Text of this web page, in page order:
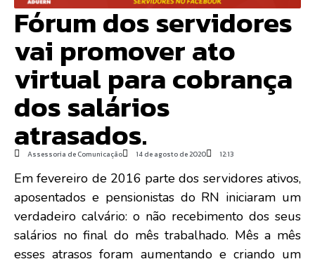
Fórum dos servidores
vai promover ato
virtual para cobrança
dos salários
atrasados.
Assessoria de Comunicação 14 de agosto de 2020 12:13
Em fevereiro de 2016 parte dos servidores ativos,
aposentados e pensionistas do RN iniciaram um
verdadeiro calvário: o não recebimento dos seus
salários no final do mês trabalhado. Mês a mês
esses atrasos foram aumentando e criando um